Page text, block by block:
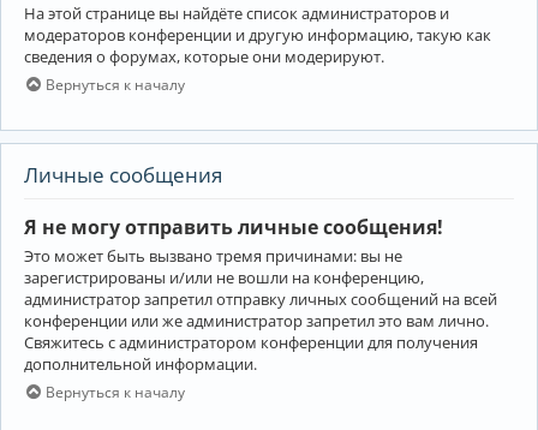
На этой странице вы найдёте список администраторов и
модераторов конференции и другую информацию, такую как
сведения о форумах, которые они модерируют.
Вернуться к началу
Личные сообщения
Я не могу отправить личные сообщения!
Это может быть вызвано тремя причинами: вы не
зарегистрированы и/или не вошли на конференцию,
администратор запретил отправку личных сообщений на всей
конференции или же администратор запретил это вам лично.
Свяжитесь с администратором конференции для получения
дополнительной информации.
Вернуться к началу